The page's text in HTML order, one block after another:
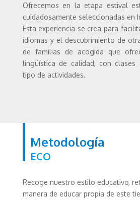
Ofrecemos en la etapa estival
cuidadosamente seleccionadas en
Esta experiencia se crea para
idiomas y el descubrimiento de
de familias de acogida que
lingüística de calidad, con
tipo de actividades.
Metodología
ECO
Recoge nuestro estilo educativo,
manera de educar propia de este